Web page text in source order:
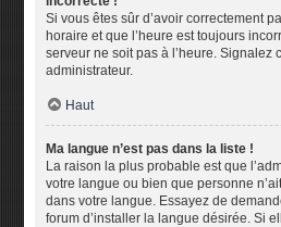
Si vous êtes sûr d’avoir correctement
horaire et que l’heure est toujours
serveur ne soit pas à l’heure. Signalez
administrateur.
Haut
Ma langue n’est pas dans la liste !
La raison la plus probable est que
votre langue ou bien que personne
dans votre langue. Essayez de
forum d’installer la langue désirée. Si